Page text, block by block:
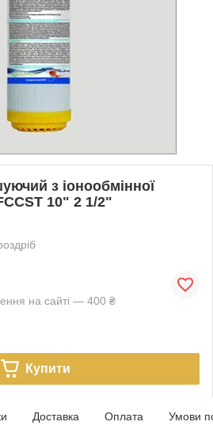
з іонообмінної
10" 2 1/2"
на сайті — 400 ₴
Купити
Доставка Оплата Умови